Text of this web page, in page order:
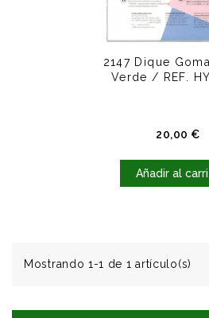
2147 Dique
Verde / REF.
20,00 €
Añadir al
Mostrando 1-1 de 1 artículo(s)